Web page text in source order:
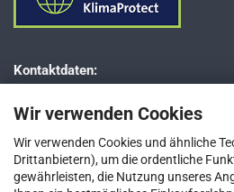
Wir verwenden Cookies
Wir verwenden Cookies und ähnliche
Drittanbietern), um die ordentliche
gewährleisten, die Nutzung unseres
Kontaktdaten:
Jägerweg 5–7
D-85521 Ottobrunn bei München
Telefon: +49 (0) 89 / 66 66 33 400